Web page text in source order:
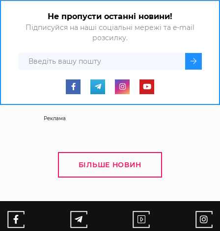
Не пропусти останні новини!
Підписуйся на наші соціальні мережі та e-mail
розсилку.
Реклама
БІЛЬШЕ НОВИН